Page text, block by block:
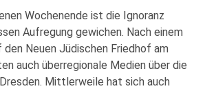
Wochenende ist die Ignoranz
Aufregung gewichen. Nach einem
den Neuen Jüdischen Friedhof am
auch überregionale Medien über die
Mittlerweile hat sich auch